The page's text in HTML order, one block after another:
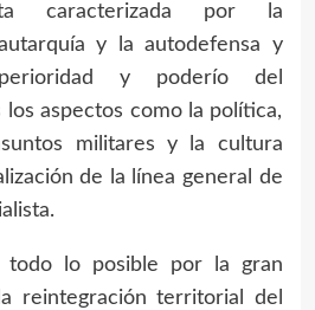
caracterizada por la
y la autodefensa y
y poderío del
aspectos como la política,
militares y la cultura
de la línea general de
todo lo posible por la gran
reintegración territorial del